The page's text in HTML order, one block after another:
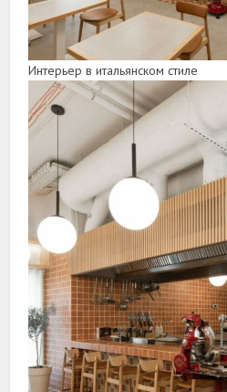
Интерьер в итальянском стиле